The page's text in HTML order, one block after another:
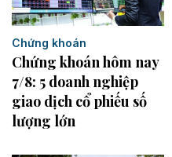
Chứng khoán
Chứng khoán hôm nay
7/8: 5 doanh nghiệp
giao dịch cổ phiếu số
lượng lớn